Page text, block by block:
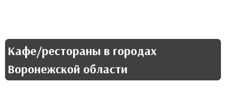
Кафе/рестораны в городах
Воронежской области